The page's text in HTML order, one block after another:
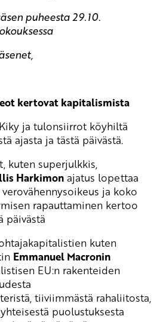
puheesta 29.10.
kertovat kapitalismista
Kiky ja tulonsiirrot köyhiltä
ajasta ja tästä päivästä.
kuten superjulkkis,
Harkimon ajatus lopettaa
ja koko
rapauttaminen kertoo
päivästä
kuten
Emmanuel Macronin
EU:n rakenteiden
tiiviimmästä rahaliitosta,
puolustuksesta